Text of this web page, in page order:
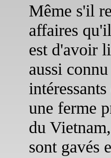
Même s'il
affaires
est d'avoir
aussi
une ferme
du
sont gavés